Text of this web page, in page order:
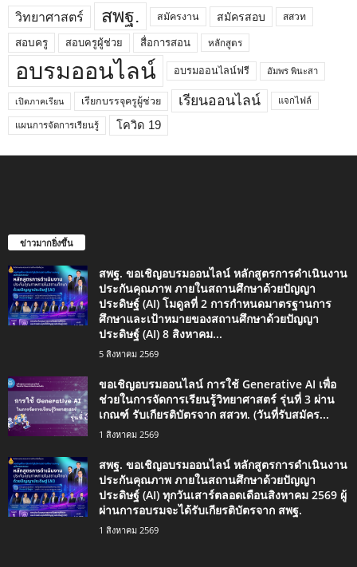
วิทยาศาสตร์ สพฐ. สมัครงาน สมัครสอบ สสวท
สอบครู สอบครูผู้ช่วย สื่อการสอน หลักสูตร
อบรมออนไลน์ อบรมออนไลน์ฟรี อัมพร พินะสา
เปิดภาคเรียน เรียกบรรจุครูผู้ช่วย เรียนออนไลน์ แจกไฟล์
แผนการจัดการเรียนรู้ โควิด 19
ข่าวมากยิ่งขึ้น
สพฐ. ขอเชิญอบรมออนไลน์ หลักสูตรการดำเนินงาน
ประกันคุณภาพ ภายในสถานศึกษาด้วยปัญญา
ประดิษฐ์ (AI) โมดูลที่ 2 การกำหนดมาตรฐานการ
ศึกษาและเป้าหมายของสถานศึกษาด้วยปัญญา
ประดิษฐ์ (AI) 8 สิงหาคม...
5 สิงหาคม 2569
ขอเชิญอบรมออนไลน์ การใช้ Generative AI เพื่อ
ช่วยในการจัดการเรียนรู้วิทยาศาสตร์ รุ่นที่ 3 ผ่าน
เกณฑ์ รับเกียรติบัตรจาก สสวท. (วันที่รับสมัคร...
1 สิงหาคม 2569
สพฐ. ขอเชิญอบรมออนไลน์ หลักสูตรการดำเนินงาน
ประกันคุณภาพ ภายในสถานศึกษาด้วยปัญญา
ประดิษฐ์ (AI) ทุกวันเสาร์ตลอดเดือนสิงหาคม 2569 ผู้
ผ่านการอบรมจะได้รับเกียรติบัตรจาก สพฐ.
1 สิงหาคม 2569